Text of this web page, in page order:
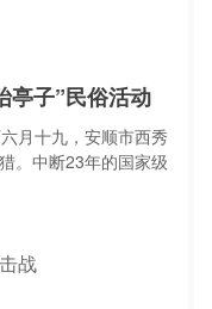
亭子”民俗活动
月十九，安顺市西秀
。中断23年的国家级